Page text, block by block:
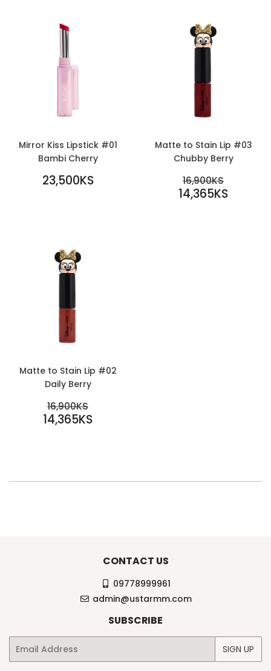
Mirror Kiss Lipstick #01
Bambi Cherry
REGULAR
23,500KS
Matte to Stain Lip #03
Chubby Berry
PRICE
REGULAR
16,900KS
16,900KS
14,365KS
Matte to Stain Lip #02
Daily Berry
PRICE
REGULAR PRICE
16,900KS
16,900KS
14,365KS
CONTACT US
09778999961
admin@ustarmm.com
SUBSCRIBE
Email SIGN UP